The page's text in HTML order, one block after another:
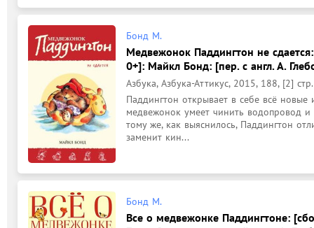
Бонд М.
Медвежонок Паддингтон не
0+]: Майкл Бонд: [пер. с англ. А.
Азбука, Азбука-Аттикус, 2015, 188, [2] стр.
Паддингтон открывает в себе всё новые
медвежонок умеет чинить водопровод и
тому же, как выяснилось, Паддингтон
заменит кин...
Бонд М.
Все о медвежонке Паддингтоне: